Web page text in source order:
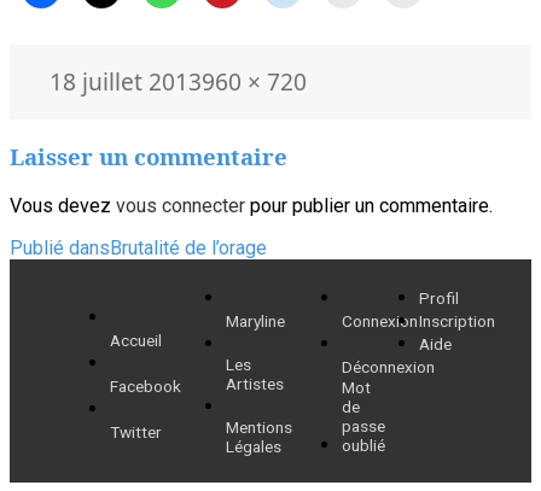
Publié
18 juillet 2013Taille
960 × 720
Laisser un commentaire
Vous devez vous connecter pour publier un commentaire.
Navigation
l’article
Publié dansBrutalité de l’orage
Accueil
Facebook
Twitter
Maryline
Les
Artistes
Mentions
Légales
Connexion
Déconnexion
Mot
de
passe
oublié
Profil
Inscription
Aide